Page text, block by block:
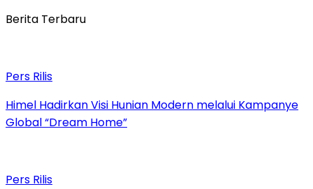
Berita Terbaru
Pers Rilis
Himel Hadirkan Visi Hunian Modern melalui Kampanye
Global “Dream Home”
Pers Rilis